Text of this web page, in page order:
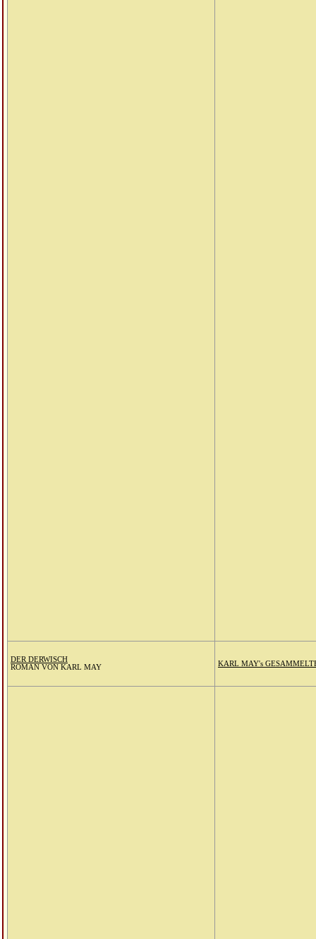
DER DERWISCH
ROMAN VON KARL MAY
KARL MAY's